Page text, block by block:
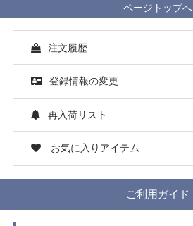
ページトップへ
注文履歴
登録情報の変更
再入荷リスト
お気に入りアイテム
ご利用ガイド